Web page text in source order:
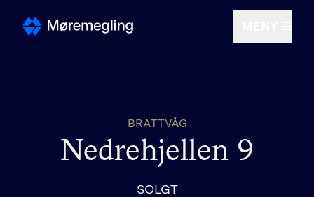
BRATTVÅG
Nedrehjellen 9
SOLGT